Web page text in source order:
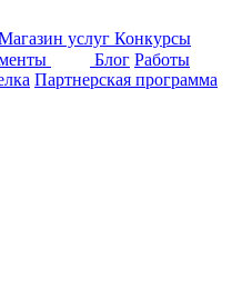
услуг Конкурсы
Блог Работы
Партнерская программа